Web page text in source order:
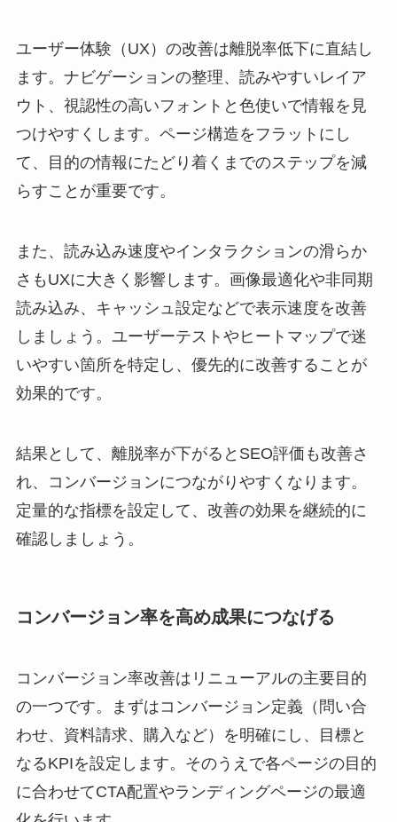
ユーザー体験（UX）の改善は離脱率低下に直結し
ます。ナビゲーションの整理、読みやすいレイア
ウト、視認性の高いフォントと色使いで情報を見
つけやすくします。ページ構造をフラットにし
て、目的の情報にたどり着くまでのステップを減
らすことが重要です。
また、読み込み速度やインタラクションの滑らか
さもUXに大きく影響します。画像最適化や非同期
読み込み、キャッシュ設定などで表示速度を改善
しましょう。ユーザーテストやヒートマップで迷
いやすい箇所を特定し、優先的に改善することが
効果的です。
結果として、離脱率が下がるとSEO評価も改善さ
れ、コンバージョンにつながりやすくなります。
定量的な指標を設定して、改善の効果を継続的に
確認しましょう。
コンバージョン率を高め成果につなげる
コンバージョン率改善はリニューアルの主要目的
の一つです。まずはコンバージョン定義（問い合
わせ、資料請求、購入など）を明確にし、目標と
なるKPIを設定します。そのうえで各ページの目的
に合わせてCTA配置やランディングページの最適